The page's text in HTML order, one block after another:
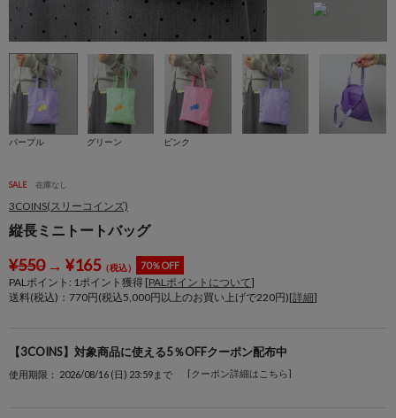
パープル グリーン ピンク
SALE 在庫なし
3COINS(スリーコインズ)
縦長ミニトートバッグ
¥550→ ¥165（税込） 70％OFF
PALポイント: 1ポイント獲得 [PALポイントについて]
送料(税込)：770円(税込5,000円以上のお買い上げで220円)[詳細]
【3COINS】対象商品に使える5％OFFクーポン配布中
使用期限： 2026/08/16 (日) 23:59まで [クーポン詳細はこちら]